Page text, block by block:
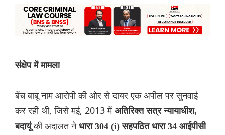
संक्षेप में मामला
बेंच बाबू नाम आरोपी की ओर से दायर एक अपील पर सुनवाई
कर रही थी, जिसे मई, 2013 में अतिरिक्त सत्र न्यायाधीश,
बदायूंकी अदालत ने धारा 304 (i) सहपठित धारा 34 आईपीसी